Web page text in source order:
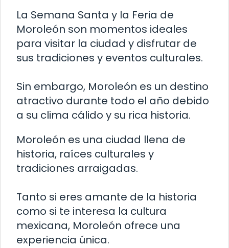
La Semana Santa y la Feria de
Moroleón son momentos ideales
para visitar la ciudad y disfrutar de
sus tradiciones y eventos culturales.
Sin embargo, Moroleón es un destino
atractivo durante todo el año debido
a su clima cálido y su rica historia.
Moroleón es una ciudad llena de
historia, raíces culturales y
tradiciones arraigadas.
Tanto si eres amante de la historia
como si te interesa la cultura
mexicana, Moroleón ofrece una
experiencia única.